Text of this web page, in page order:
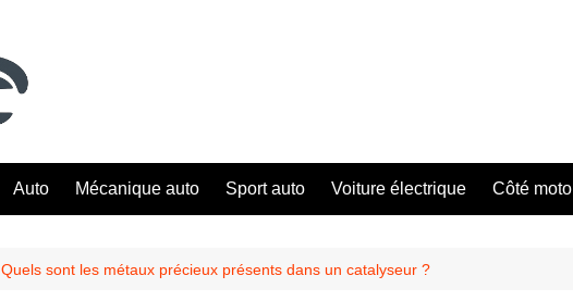
Auto Mécanique auto Sport auto Voiture électrique Côté moto
Quels sont les métaux précieux présents dans un catalyseur ?